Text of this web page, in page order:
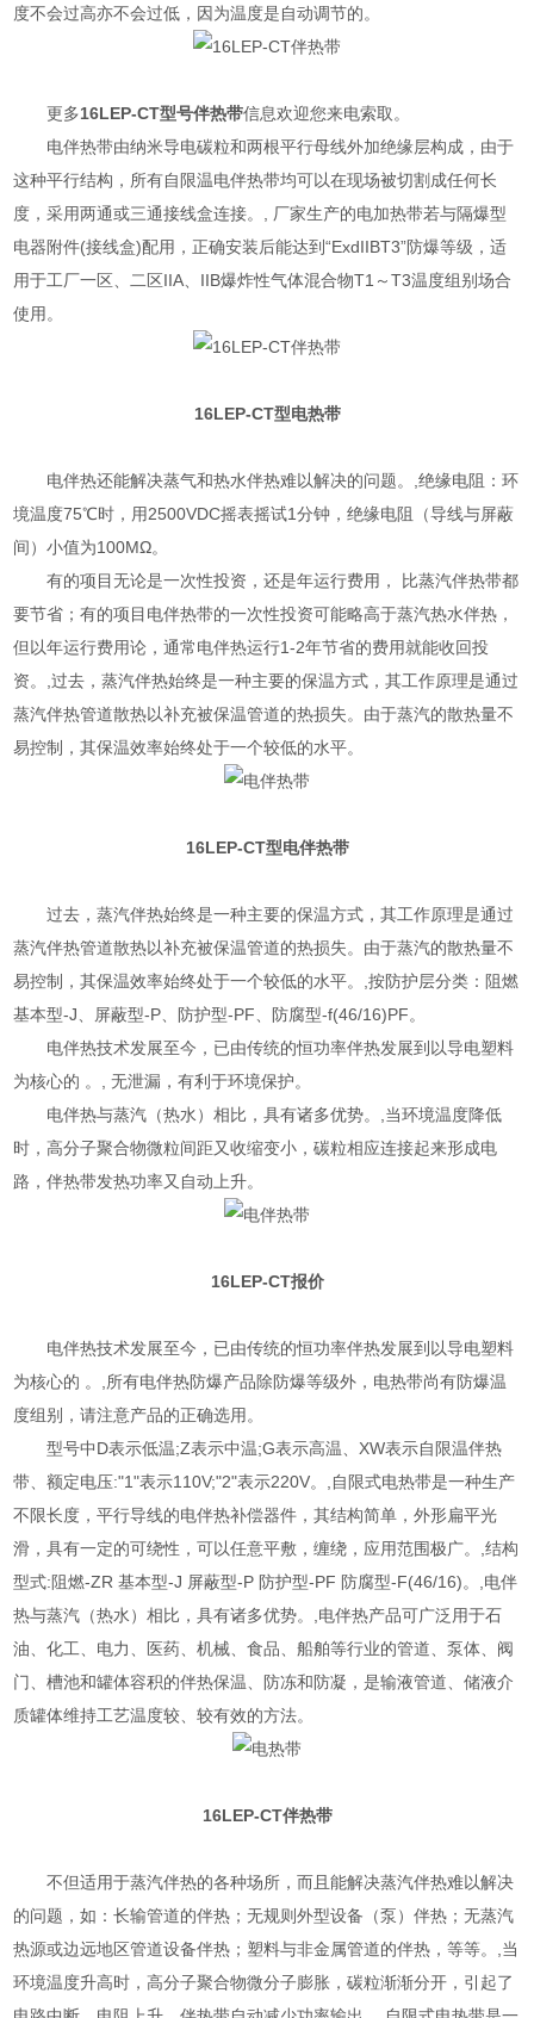
度不会过高亦不会过低，因为温度是自动调节的。
更多16LEP-CT型号伴热带信息欢迎您来电索取。
电伴热带由纳米导电碳粒和两根平行母线外加绝缘层构成，由于
这种平行结构，所有自限温电伴热带均可以在现场被切割成任何长
度，采用两通或三通接线盒连接。, 厂家生产的电加热带若与隔爆型
电器附件(接线盒)配用，正确安装后能达到“ExdIIBT3”防爆等级，适
用于工厂一区、二区IIA、IIB爆炸性气体混合物T1～T3温度组别场合
使用。
16LEP-CT型电热带
电伴热还能解决蒸气和热水伴热难以解决的问题。,绝缘电阻：环
境温度75℃时，用2500VDC摇表摇试1分钟，绝缘电阻（导线与屏蔽
间）小值为100MΩ。
有的项目无论是一次性投资，还是年运行费用， 比蒸汽伴热带都
要节省；有的项目电伴热带的一次性投资可能略高于蒸汽热水伴热，
但以年运行费用论，通常电伴热运行1-2年节省的费用就能收回投
资。,过去，蒸汽伴热始终是一种主要的保温方式，其工作原理是通过
蒸汽伴热管道散热以补充被保温管道的热损失。由于蒸汽的散热量不
易控制，其保温效率始终处于一个较低的水平。
16LEP-CT型电伴热带
过去，蒸汽伴热始终是一种主要的保温方式，其工作原理是通过
蒸汽伴热管道散热以补充被保温管道的热损失。由于蒸汽的散热量不
易控制，其保温效率始终处于一个较低的水平。,按防护层分类：阻燃
基本型-J、屏蔽型-P、防护型-PF、防腐型-f(46/16)PF。
电伴热技术发展至今，已由传统的恒功率伴热发展到以导电塑料
为核心的 。, 无泄漏，有利于环境保护。
电伴热与蒸汽（热水）相比，具有诸多优势。,当环境温度降低
时，高分子聚合物微粒间距又收缩变小，碳粒相应连接起来形成电
路，伴热带发热功率又自动上升。
16LEP-CT报价
电伴热技术发展至今，已由传统的恒功率伴热发展到以导电塑料
为核心的 。,所有电伴热防爆产品除防爆等级外，电热带尚有防爆温
度组别，请注意产品的正确选用。
型号中D表示低温;Z表示中温;G表示高温、XW表示自限温伴热
带、额定电压:"1"表示110V;"2"表示220V。,自限式电热带是一种生产
不限长度，平行导线的电伴热补偿器件，其结构简单，外形扁平光
滑，具有一定的可绕性，可以任意平敷，缠绕，应用范围极广。,结构
型式:阻燃-ZR 基本型-J 屏蔽型-P 防护型-PF 防腐型-F(46/16)。,电伴
热与蒸汽（热水）相比，具有诸多优势。,电伴热产品可广泛用于石
油、化工、电力、医药、机械、食品、船舶等行业的管道、泵体、阀
门、槽池和罐体容积的伴热保温、防冻和防凝，是输液管道、储液介
质罐体维持工艺温度较、较有效的方法。
16LEP-CT伴热带
不但适用于蒸汽伴热的各种场所，而且能解决蒸汽伴热难以解决
的问题，如：长输管道的伴热；无规则外型设备（泵）伴热；无蒸汽
热源或边远地区管道设备伴热；塑料与非金属管道的伴热，等等。,当
环境温度升高时，高分子聚合物微分子膨胀，碳粒渐渐分开，引起了